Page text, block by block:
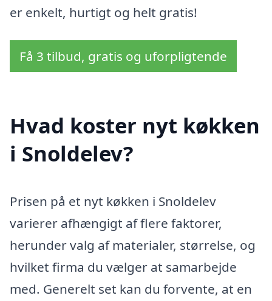
er enkelt, hurtigt og helt gratis!
Få 3 tilbud, gratis og uforpligtende
Hvad koster nyt køkken
i Snoldelev?
Prisen på et nyt køkken i Snoldelev
varierer afhængigt af flere faktorer,
herunder valg af materialer, størrelse, og
hvilket firma du vælger at samarbejde
med. Generelt set kan du forvente, at en